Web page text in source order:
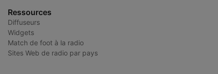
Ressources
Diffuseurs
Widgets
Match de foot à la radio
Sites Web de radio par pays